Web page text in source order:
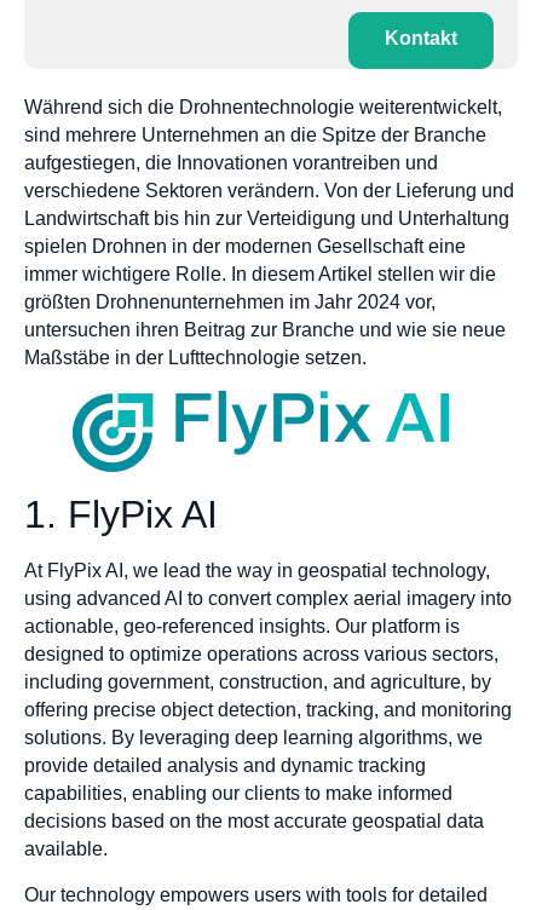
Kontakt
Während sich die Drohnentechnologie weiterentwickelt,
sind mehrere Unternehmen an die Spitze der Branche
aufgestiegen, die Innovationen vorantreiben und
verschiedene Sektoren verändern. Von der Lieferung und
Landwirtschaft bis hin zur Verteidigung und Unterhaltung
spielen Drohnen in der modernen Gesellschaft eine
immer wichtigere Rolle. In diesem Artikel stellen wir die
größten Drohnenunternehmen im Jahr 2024 vor,
untersuchen ihren Beitrag zur Branche und wie sie neue
Maßstäbe in der Lufttechnologie setzen.
1. FlyPix AI
At FlyPix AI, we lead the way in geospatial technology,
using advanced AI to convert complex aerial imagery into
actionable, geo-referenced insights. Our platform is
designed to optimize operations across various sectors,
including government, construction, and agriculture, by
offering precise object detection, tracking, and monitoring
solutions. By leveraging deep learning algorithms, we
provide detailed analysis and dynamic tracking
capabilities, enabling our clients to make informed
decisions based on the most accurate geospatial data
available.
Our technology empowers users with tools for detailed